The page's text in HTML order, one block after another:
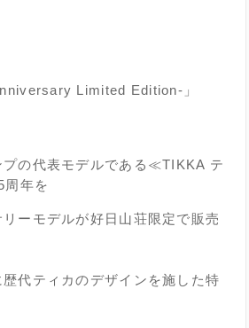
Limited Edition-」
プの代表モデルである≪TIKKA テ
年を
ーモデルが好日山荘限定で販売
代ティカのデザインを施した特